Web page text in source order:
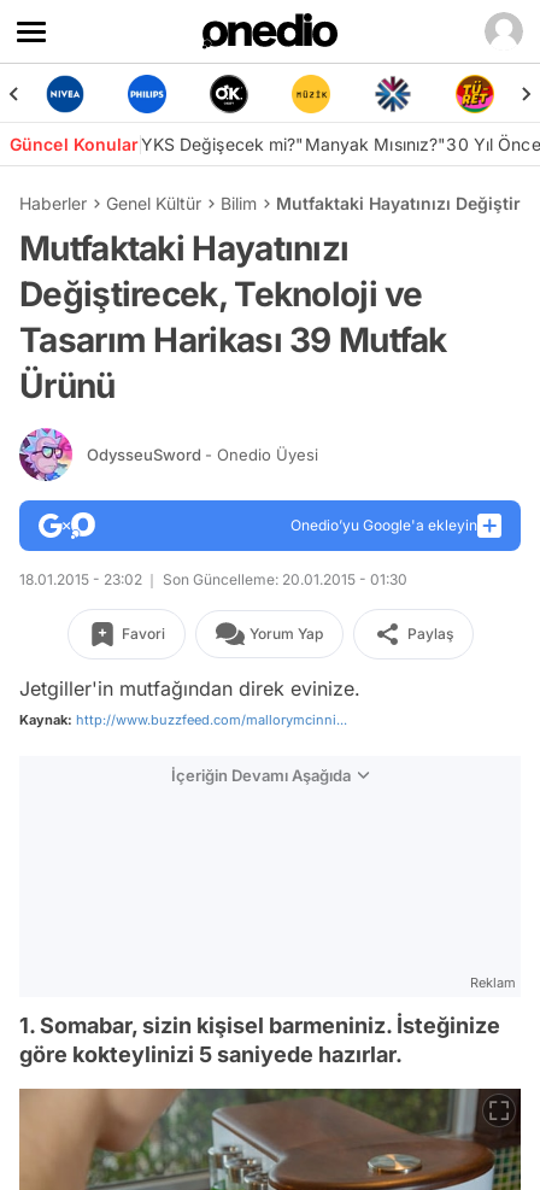
Güncel KonularYKS Değişecek mi?"Manyak Mısınız?"30 Yıl
Haberler Genel Kültür Bilim Mutfaktaki Hayatınızı
Mutfaktaki Hayatınızı
Değiştirecek, Teknoloji ve
Tasarım Harikası 39 Mutfak
Ürünü
OdysseuSword - Onedio Üyesi
Onedio’yu Google'a ekleyin
18.01.2015 - 23:02 Son Güncelleme: 20.01.2015 - 01:30
Favori Yorum Yap Paylaş
Jetgiller'in mutfağından direk evinize.
Kaynak: http://www.buzzfeed.com/mallorymcinni...
İçeriğin Devamı Aşağıda
Reklam
1. Somabar, sizin kişisel barmeniniz. İsteğinize
göre kokteylinizi 5 saniyede hazırlar.